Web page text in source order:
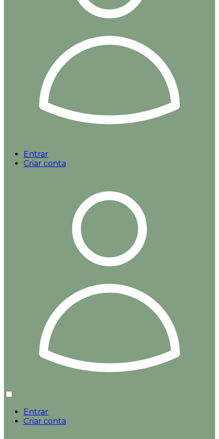
Entrar
Criar conta
Entrar
Criar conta